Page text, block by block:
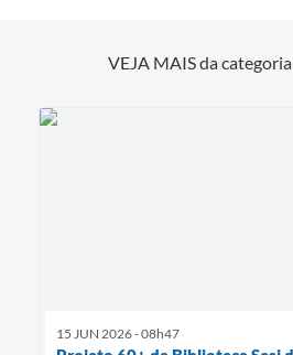
VEJA MAIS da categoria
15 JUN 2026 - 08h47